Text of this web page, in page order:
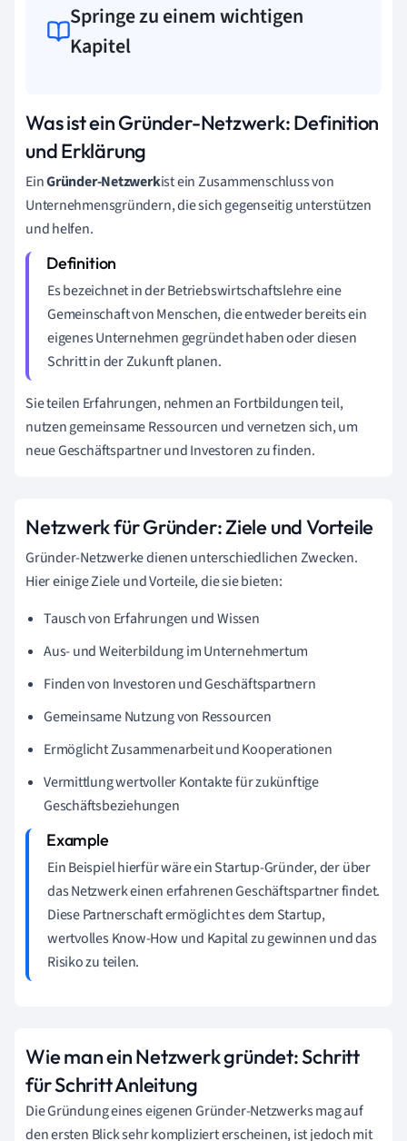
Springe zu einem wichtigen
Kapitel
Was ist ein Gründer-Netzwerk: Definition
und Erklärung
EinGründer-Netzwerkist ein Zusammenschluss von
Unternehmensgründern, die sich gegenseitig unterstützen
und helfen.
Es bezeichnet in der Betriebswirtschaftslehre eine
Gemeinschaft von Menschen, die entweder bereits ein
eigenes Unternehmen gegründet haben oder diesen
Schritt in der Zukunft planen.
Sie teilen Erfahrungen, nehmen an Fortbildungen teil,
nutzen gemeinsame Ressourcen und vernetzen sich, um
neue Geschäftspartner und Investoren zu finden.
Netzwerk für Gründer: Ziele und Vorteile
Gründer-Netzwerke dienen unterschiedlichen Zwecken.
Hier einige Ziele und Vorteile, die sie bieten:
Tausch von Erfahrungen und Wissen
Aus- und Weiterbildung im Unternehmertum
Finden von Investoren und Geschäftspartnern
Gemeinsame Nutzung von Ressourcen
Ermöglicht Zusammenarbeit und Kooperationen
Vermittlung wertvoller Kontakte für zukünftige
Geschäftsbeziehungen
Ein Beispiel hierfür wäre ein Startup-Gründer, der über
das Netzwerk einen erfahrenen Geschäftspartner findet.
Diese Partnerschaft ermöglicht es dem Startup,
wertvolles Know-How und Kapital zu gewinnen und das
Risiko zu teilen.
Wie man ein Netzwerk gründet: Schritt
für Schritt Anleitung
Die Gründung eines eigenen Gründer-Netzwerks mag auf
den ersten Blick sehr kompliziert erscheinen, ist jedoch mit